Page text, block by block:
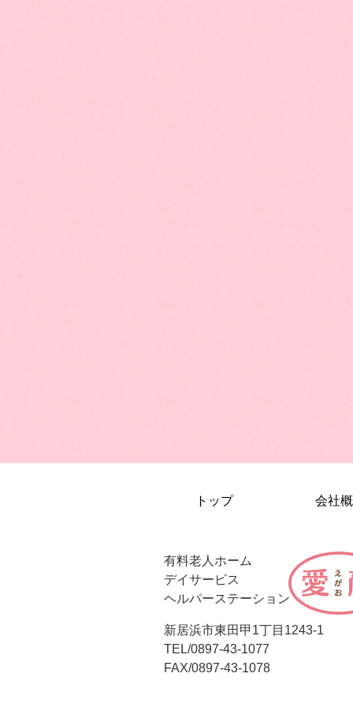
トップ 会社
有料老人ホーム
デイサービス
ヘルパーステーション
新居浜市東田甲1丁目1243-1
TEL/0897-43-1077
FAX/0897-43-1078